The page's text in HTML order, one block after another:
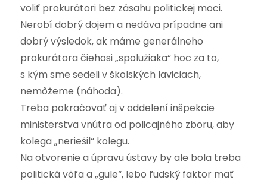
voliť prokurátori bez zásahu politickej moci.
Nerobí dobrý dojem a nedáva prípadne ani
dobrý výsledok, ak máme generálneho
prokurátora čiehosi „spolužiaka“ hoc za to,
s kým sme sedeli v školských laviciach,
nemôžeme (náhoda).
Treba pokračovať aj v oddelení inšpekcie
ministerstva vnútra od policajného zboru, aby
kolega „neriešil“ kolegu.
Na otvorenie a úpravu ústavy by ale bola treba
politická vôľa a „gule“, lebo ľudský faktor mať